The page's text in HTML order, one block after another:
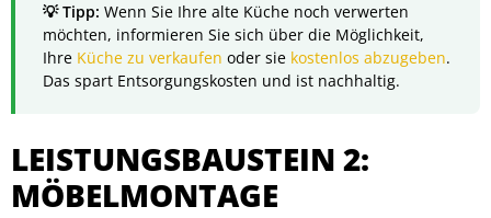
Wenn Sie Ihre alte Küche noch verwerten
möchten, informieren Sie sich über die Möglichkeit,
Ihre Küche zu verkaufen oder sie kostenlos abzugeben.
Das spart Entsorgungskosten und ist nachhaltig.
LEISTUNGSBAUSTEIN 2:
MÖBELMONTAGE